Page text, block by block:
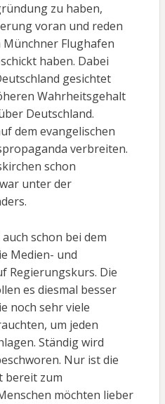
zu haben,
voran und reden
Flughafen
haben. Dabei
gesichtet
Wahrheitsgehalt
Deutschland.
dem evangelischen
verbreiten.
schon
unter der
schon bei dem
Medien- und
Regierungskurs. Die
es diesmal besser
noch sehr viele
um jeden
Ständig wird
Nur ist die
bereit zum
möchten lieber